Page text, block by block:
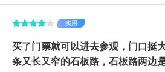
实用
买了门票就可以进去参观，门口挺
条又长又窄的石板路，石板路两边